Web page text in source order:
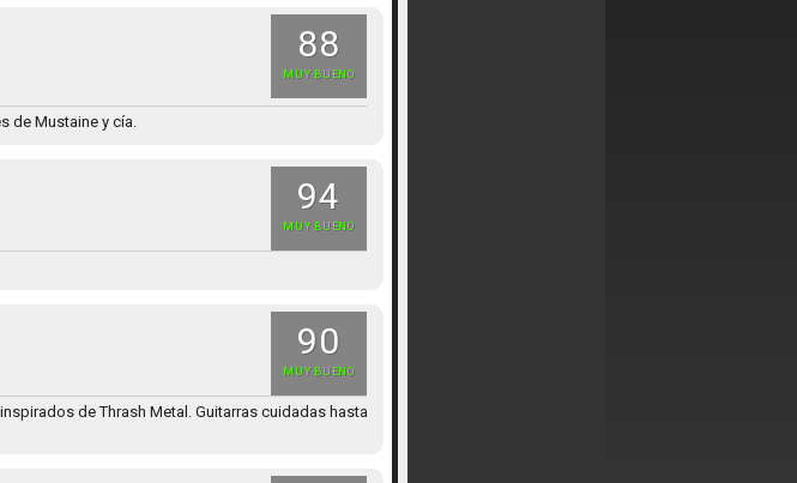
88
MUY BUENO
de Mustaine y cía.
94
MUY BUENO
90
MUY BUENO
de Thrash Metal. Guitarras cuidadas hasta